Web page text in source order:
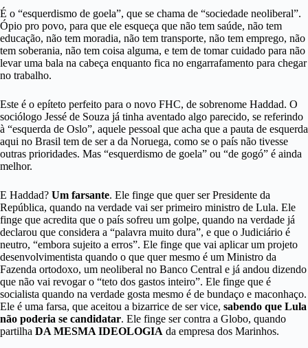
É o “esquerdismo de goela”, que se chama de “sociedade neoliberal”.
Ópio pro povo, para que ele esqueça que não tem saúde, não tem
educação, não tem moradia, não tem transporte, não tem emprego, não
tem soberania, não tem coisa alguma, e tem de tomar cuidado para não
levar uma bala na cabeça enquanto fica no engarrafamento para chegar
no trabalho.
Este é o epíteto perfeito para o novo FHC, de sobrenome Haddad. O
sociólogo Jessé de Souza já tinha aventado algo parecido, se referindo
à “esquerda de Oslo”, aquele pessoal que acha que a pauta de esquerda
aqui no Brasil tem de ser a da Noruega, como se o país não tivesse
outras prioridades. Mas “esquerdismo de goela” ou “de gogó” é ainda
melhor.
E Haddad? Um farsante. Ele finge que quer ser Presidente da
República, quando na verdade vai ser primeiro ministro de Lula. Ele
finge que acredita que o país sofreu um golpe, quando na verdade já
declarou que considera a “palavra muito dura”, e que o Judiciário é
neutro, “embora sujeito a erros”. Ele finge que vai aplicar um projeto
desenvolvimentista quando o que quer mesmo é um Ministro da
Fazenda ortodoxo, um neoliberal no Banco Central e já andou dizendo
que não vai revogar o “teto dos gastos inteiro”. Ele finge que é
socialista quando na verdade gosta mesmo é de bundaço e maconhaço.
Ele é uma farsa, que aceitou a bizarrice de ser vice, sabendo que Lula
não poderia se candidatar. Ele finge ser contra a Globo, quando
partilha DA MESMA IDEOLOGIA da empresa dos Marinhos.